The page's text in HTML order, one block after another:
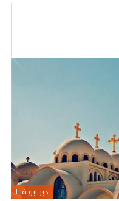
دير ابو فانا